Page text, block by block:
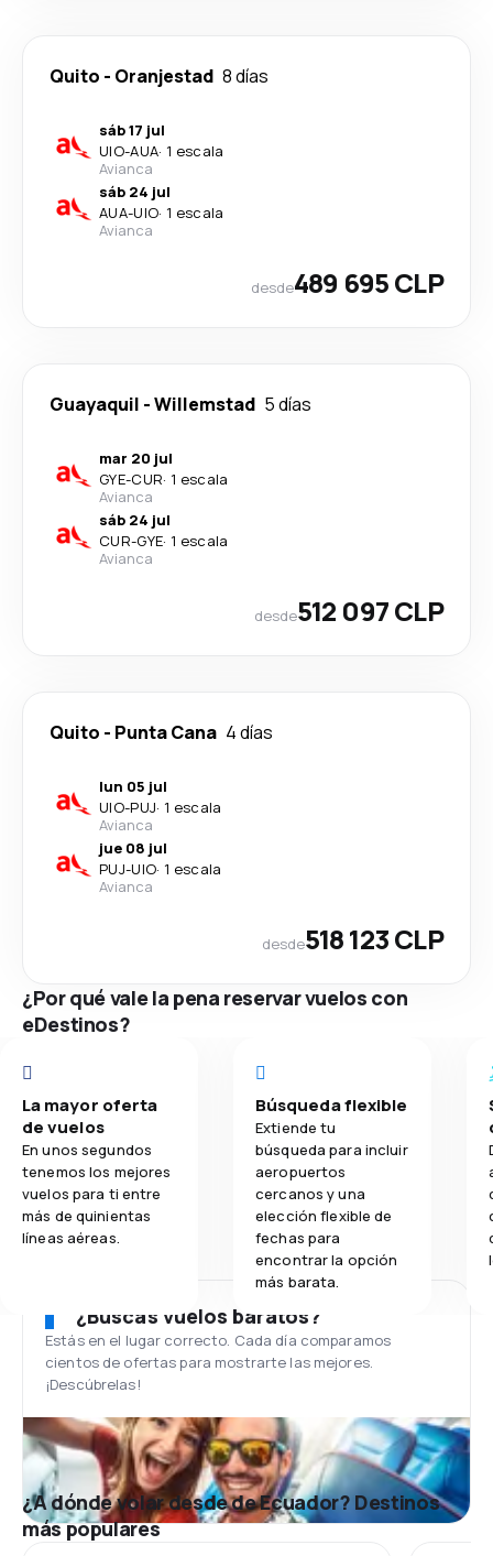
Quito - Oranjestad 8 días
sáb 17 jul
UIO-AUA· 1 escala
Avianca
sáb 24 jul
AUA-UIO· 1 escala
Avianca
desde489 695 CLP
Guayaquil -Willemstad 5 días
mar 20 jul
GYE-CUR· 1 escala
Avianca
sáb 24 jul
CUR-GYE· 1 escala
Avianca
desde512 097 CLP
Quito - Punta Cana 4 días
lun 05 jul
UIO-PUJ· 1 escala
Avianca
jue 08 jul
PUJ-UIO· 1 escala
Avianca
desde518 123 CLP
¿Por qué vale la pena reservar vuelos con
eDestinos?
La mayor oferta
de vuelos
En unos segundos
tenemos los mejores
vuelos para ti entre
más de quinientas
líneas aéreas.
Búsqueda flexible
Extiende tu
búsqueda para incluir
aeropuertos
cercanos y una
elección flexible de
fechas para
encontrar la opción
más barata.
¿Buscas vuelos baratos?
Estás en el lugar correcto. Cada día comparamos
cientos de ofertas para mostrarte las mejores.
¡Descúbrelas!
¿A dónde volar desde de Ecuador? Destinos
más populares